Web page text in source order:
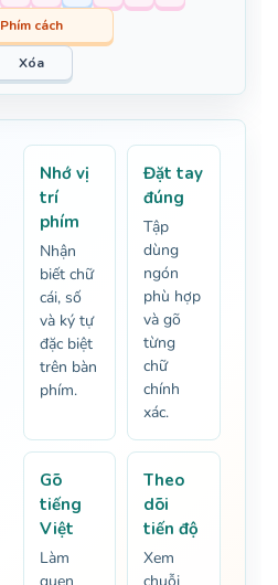
Phím cách
Xóa
Nhớ vị
trí
phím
Nhận
biết chữ
cái, số
và ký tự
đặc biệt
trên bàn
phím.
Đặt tay
đúng
Tập
dùng
ngón
phù hợp
và gõ
từng
chữ
chính
xác.
Gõ
tiếng
Việt
Làm
Theo
dõi
tiến độ
Xem